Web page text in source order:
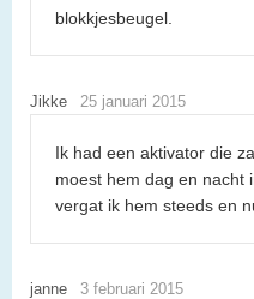
blokkjesbeugel.
Jikke 25 januari 2015
Ik had een aktivator die
moest hem dag en nacht
vergat ik hem steeds en
janne 3 februari 2015